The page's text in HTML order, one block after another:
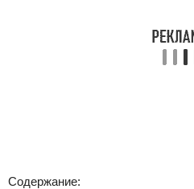
Содержание: